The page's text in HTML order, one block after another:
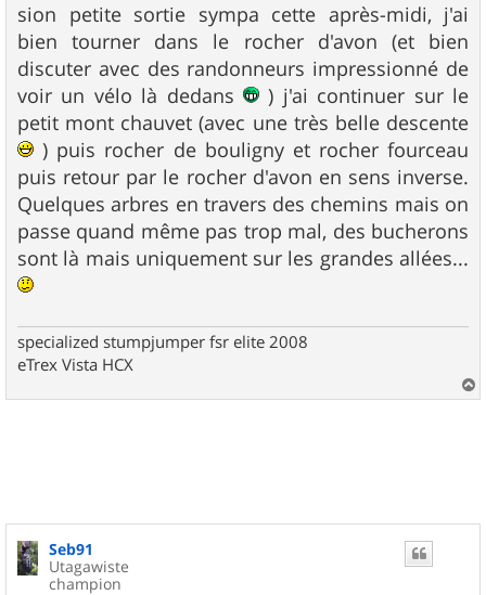
sion petite sortie sympa cette après-midi, j'ai
bien tourner dans le rocher d'avon (et bien
discuter avec des randonneurs impressionné de
voir un vélo là dedans
) j'ai continuer sur le
petit mont chauvet (avec une très belle descente
) puis rocher de bouligny et rocher fourceau
puis retour par le rocher d'avon en sens inverse.
Quelques arbres en travers des chemins mais on
passe quand même pas trop mal, des bucherons
sont là mais uniquement sur les grandes allées...
specialized stumpjumper fsr elite 2008
eTrex Vista HCX
a
Seb91
Utagawiste
champion